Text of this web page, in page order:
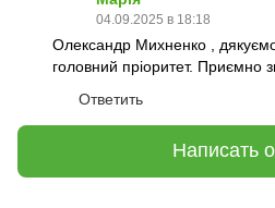
04.09.2025 в 18:18
Олександр Михненко ,
головний пріоритет. Приємно
Ответить
Написать